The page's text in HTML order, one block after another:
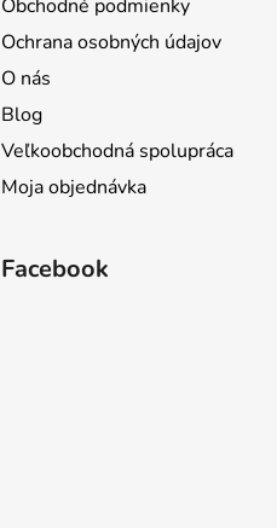
Obchodné podmienky
Ochrana osobných údajov
O nás
Blog
Veľkoobchodná spolupráca
Moja objednávka
Facebook